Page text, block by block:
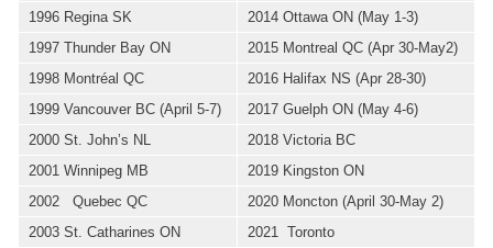
1996 Regina SK
2014 Ottawa ON (May 1-3)
1997 Thunder Bay ON
2015 Montreal QC (Apr 30-May2)
1998 Montréal QC
2016 Halifax NS (Apr 28-30)
1999 Vancouver BC (April 5-7)
2017 Guelph ON (May 4-6)
2000 St. John’s NL
2018 Victoria BC
2001 Winnipeg MB
2019 Kingston ON
2002 Quebec QC
2020 Moncton (April 30-May 2)
2003 St. Catharines ON
2021 Toronto